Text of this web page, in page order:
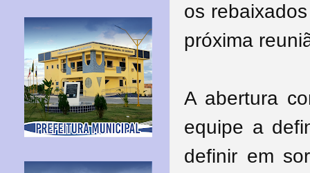
os
próxima
A abertura
equipe a
definir em